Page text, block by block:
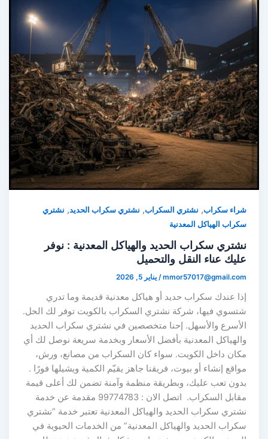
شراء سكراب, نشتري السكراب, نشتري سكراب الحديد, نشتري
سكراب الهياكل المعدنية
نشتري سكراب الحديد والهياكل المعدنية : نوفر
عليك عناء النقل والتحميل
mmor57017@gmail.com
/يناير 5, 2026
إذا عندك سكراب حديد أو هياكل معدنية قديمة وما تدري
شتسوي فيها، شركة نشتري السكراب بالكويت توفر لك الحل.
الأسرع والأسهل. إحنا متخصصين في نشتري سكراب الحديد
والهياكل المعدنية بأفضل الأسعار وبخدمة سريعة نوصل لك أي
مكان داخل الكويت. سواء كان السكراب من مصانع، ورش،
مواقع إنشاء أو بيوت، فريقنا جاهز يقيّم الكمية ويشيلها فورًا .
بدون تعب عليك، وبطريقة منظمة وآمنة تضمن لك أعلى قيمة
مقابل السكراب. اتصل الان : 99774783 مقدمة عن خدمة
نشتري سكراب الحديد والهياكل المعدنية تعتبر خدمة “نشتري
سكراب الحديد والهياكل المعدنية” من الخدمات الحيوية في